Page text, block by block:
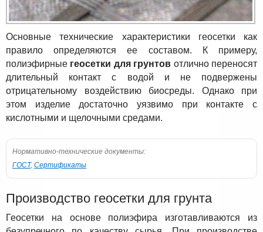
Основные технические характеристики геосетки как
правило определяются ее составом. К примеру,
полиэфирные геосетки для грунтов отлично переносят
длительный контакт с водой и не подвержены
отрицательному воздействию биосреды. Однако при
этом изделие достаточно уязвимо при контакте с
кислотными и щелочными средами.
Нормативно-технические документы:
ГОСТ, Сертификаты
Производство геосетки для грунта
Геосетки на основе полиэфира изготавливаются из